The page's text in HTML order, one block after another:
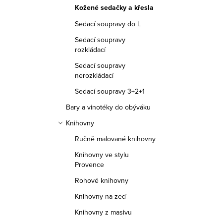
Kožené sedačky a křesla
Sedací soupravy do L
Sedací soupravy
rozkládací
Sedací soupravy
nerozkládací
Sedací soupravy 3+2+1
Bary a vinotéky do obýváku
Knihovny
Ručně malované knihovny
Knihovny ve stylu
Provence
Rohové knihovny
Knihovny na zeď
Knihovny z masivu